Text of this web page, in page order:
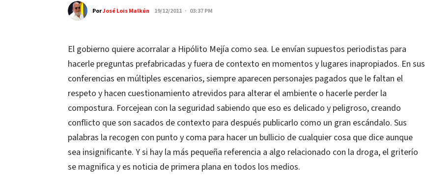
PorJosé Lois Malkún 19/12/2011 · 03:37 PM
El gobierno quiere acorralar a Hipólito Mejía como sea. Le envían supuestos periodistas para
hacerle preguntas prefabricadas y fuera de contexto en momentos y lugares inapropiados. En sus
conferencias en múltiples escenarios, siempre aparecen personajes pagados que le faltan el
respeto y hacen cuestionamiento atrevidos para alterar el ambiente o hacerle perder la
compostura. Forcejean con la seguridad sabiendo que eso es delicado y peligroso, creando
conflicto que son sacados de contexto para después publicarlo como un gran escándalo. Sus
palabras la recogen con punto y coma para hacer un bullicio de cualquier cosa que dice aunque
sea insignificante. Y si hay la más pequeña referencia a algo relacionado con la droga, el griterío
se magnifica y es noticia de primera plana en todos los medios.